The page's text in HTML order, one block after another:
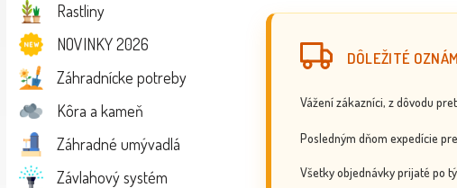
Rastliny
NOVINKY 2026
Záhradnícke potreby
Kôra a kameň
Záhradné umývadlá
Závlahový systém
DÔLEŽITÉ
Vážení zákazníci, z dôvodu
Posledným dňom expedície
Všetky objednávky prijaté po